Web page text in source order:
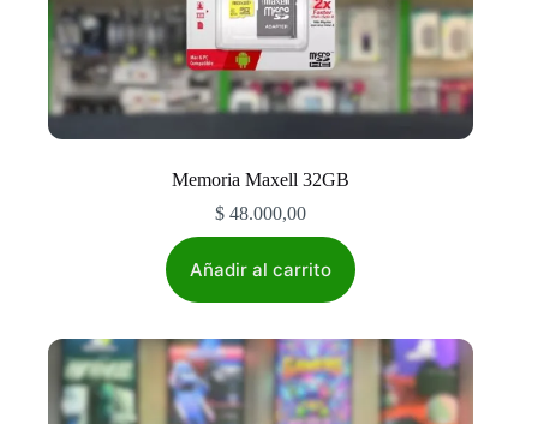
Memoria Maxell 32GB
$ 48.000,00
Añadir al carrito